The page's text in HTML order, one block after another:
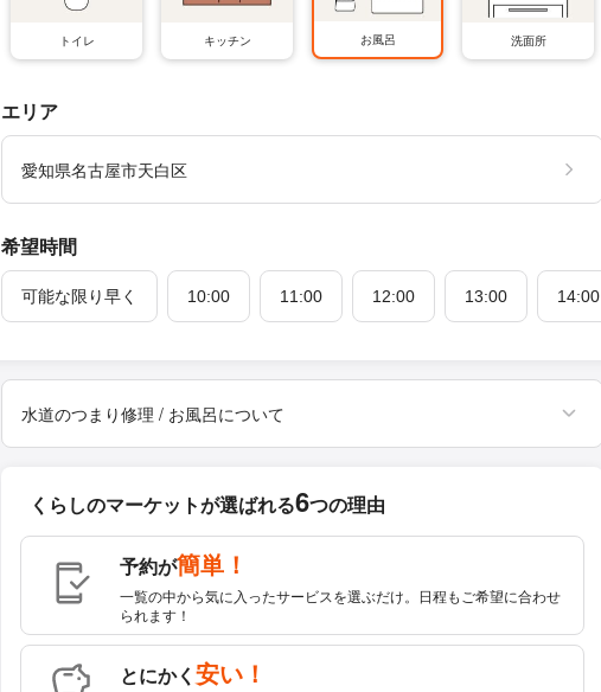
トイレ キッチン お風呂 洗面所
エリア
愛知県名古屋市天白区
希望時間
可能な限り早く 10:00 11:00 12:00 13:00 14:00
水道のつまり修理 / お風呂について
くらしのマーケットが選ばれる6つの理由
予約が簡単！
一覧の中から気に入ったサービスを選ぶだけ。日程もご希望に合わせ
られます！
とにかく安い！